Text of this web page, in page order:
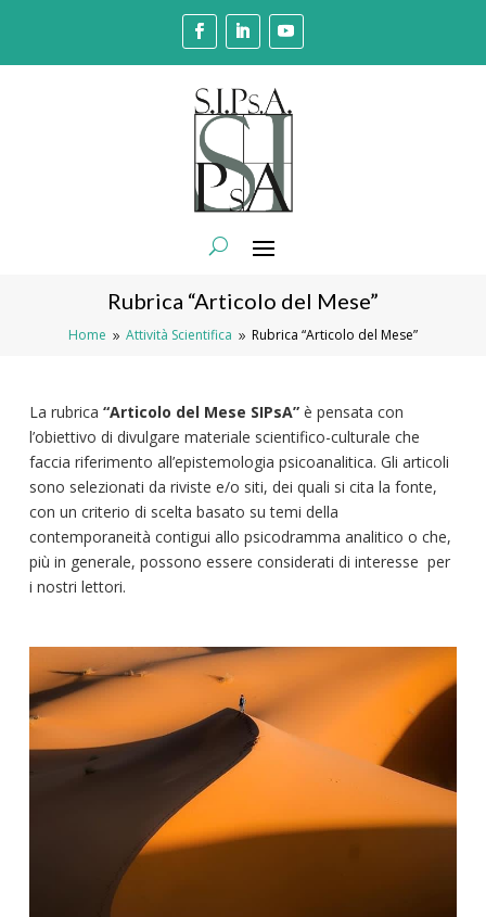
Rubrica “Articolo del Mese”
Home 9 Attività Scientifica 9 Rubrica “Articolo del Mese”
La rubrica “Articolo del Mese SIPsA” è pensata con
l’obiettivo di divulgare materiale scientifico-culturale che
faccia riferimento all’epistemologia psicoanalitica. Gli articoli
sono selezionati da riviste e/o siti, dei quali si cita la fonte,
con un criterio di scelta basato su temi della
contemporaneità contigui allo psicodramma analitico o che,
più in generale, possono essere considerati di interesse per
i nostri lettori.